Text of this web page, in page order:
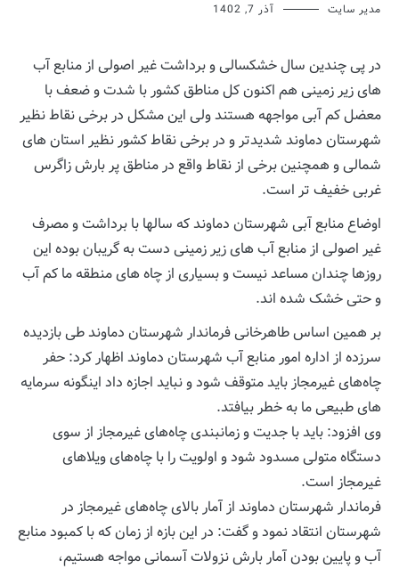
مدیر سایت آذر 7, 1402
در پی چندین سال خشکسالی و برداشت غیر اصولی از منابع آب
های زیر زمینی هم اکنون کل مناطق کشور با شدت و ضعف با
معضل کم آبی مواجهه هستند ولی این مشکل در برخی نقاط نظیر
شهرستان دماوند شدیدتر و در برخی نقاط کشور نظیر استان های
شمالی و همچنین برخی از نقاط واقع در مناطق پر بارش زاگرس
غربی خفیف تر است.
اوضاع منابع آبی شهرستان دماوند که سالها با برداشت و مصرف
غیر اصولی از منابع آب های زیر زمینی دست به گریبان بوده این
روزها چندان مساعد نیست و بسیاری از چاه های منطقه ما کم آب
و حتی خشک شده اند.
بر همین اساس طاهرخانی فرماندار شهرستان دماوند طی بازدیده
سرزده از اداره امور منابع آب شهرستان دماوند اظهار کرد: حفر
چاه‌های غیرمجاز باید متوقف شود و نباید اجازه داد اینگونه سرمایه
های طبیعی ما به خطر بيافتد.
وی افزود: باید با جدیت و زمانبندی چاه‌های غیرمجاز از سوی
دستگاه متولی مسدود شود و اولويت را با چاه‌های ویلاهای
غیرمجاز است.
فرماندار شهرستان دماوند از آمار بالای چاه‌های غیرمجاز در
شهرستان انتقاد نمود و گفت: در این بازه از زمان که با کمبود منابع
آب و پایین بودن آمار بارش نزولات آسمانی مواجه هستیم،